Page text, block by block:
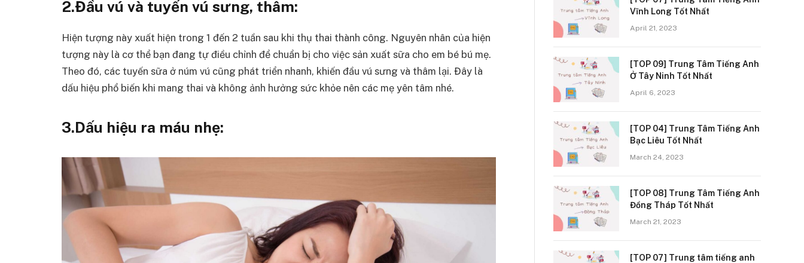
2.Đầu vú và tuyến vú sưng, thâm:
Hiện tượng này xuất hiện trong 1 đến 2 tuần sau khi thụ thai thành công. Nguyên nhân của hiện
tượng này là cơ thể bạn đang tự điều chỉnh để chuẩn bị cho việc sản xuất sữa cho em bé bú mẹ.
Theo đó, các tuyến sữa ở núm vú cũng phát triển nhanh, khiến đầu vú sưng và thâm lại. Đây là
dấu hiệu phổ biến khi mang thai và không ảnh hưởng sức khỏe nên các mẹ yên tâm nhé.
3.Dấu hiệu ra máu nhẹ:
Vĩnh Long Tốt Nhất
April 21, 2023
[TOP 09] Trung Tâm Tiếng Anh
Ở Tây Ninh Tốt Nhất
April 6, 2023
[TOP 04] Trung Tâm Tiếng Anh
Bạc Liêu Tốt Nhất
March 24, 2023
[TOP 08] Trung Tâm Tiếng Anh
Đồng Tháp Tốt Nhất
March 21, 2023
[TOP 07] Trung tâm tiếng anh